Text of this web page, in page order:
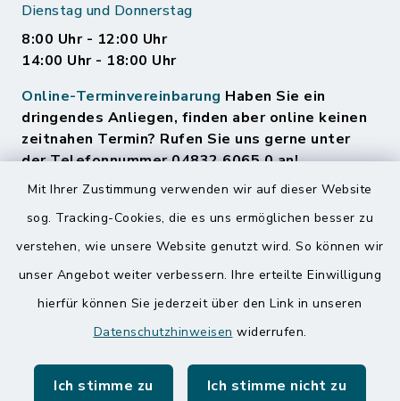
Mit Ihrer Zustimmung verwenden wir auf dieser Website
sog. Tracking-Cookies, die es uns ermöglichen besser zu
verstehen, wie unsere Website genutzt wird. So können wir
unser Angebot weiter verbessern. Ihre erteilte Einwilligung
hierfür können Sie jederzeit über den Link in unseren
Datenschutzhinweisen widerrufen.
Ich stimme zu Ich stimme nicht zu
Dienstag und Donnerstag
8:00 Uhr - 12:00 Uhr
14:00 Uhr - 18:00 Uhr
Online-Terminvereinbarung Haben Sie ein
dringendes Anliegen, finden aber online keinen
zeitnahen Termin? Rufen Sie uns gerne unter
der Telefonnummer 04832 6065 0 an!
Quicklinks
Amt Mitteldithmarschen
Speicherkoog Meldorfer Koog